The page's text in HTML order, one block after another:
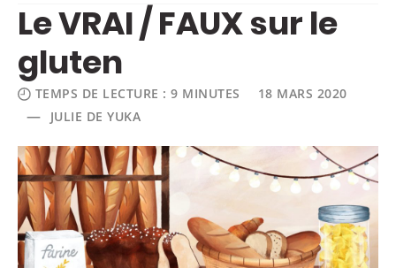
Le VRAI / FAUX sur le
gluten
TEMPS DE LECTURE : 9 MINUTES 18 MARS 2020
— JULIE DE YUKA